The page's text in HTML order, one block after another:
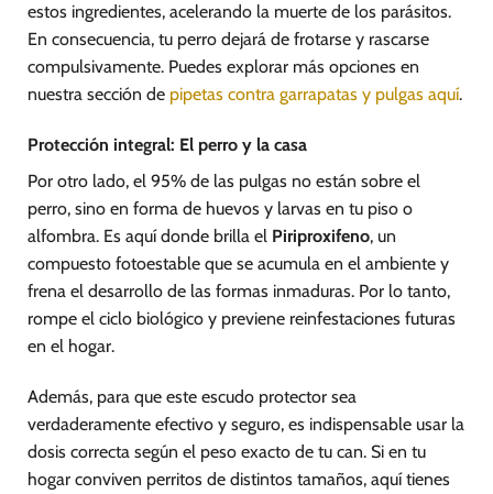
estos ingredientes, acelerando la muerte de los parásitos.
En consecuencia, tu perro dejará de frotarse y rascarse
compulsivamente. Puedes explorar más opciones en
nuestra sección de pipetas contra garrapatas y pulgas aquí.
Protección integral: El perro y la casa
Por otro lado, el 95% de las pulgas no están sobre el
perro, sino en forma de huevos y larvas en tu piso o
alfombra. Es aquí donde brilla el Piriproxifeno, un
compuesto fotoestable que se acumula en el ambiente y
frena el desarrollo de las formas inmaduras. Por lo tanto,
rompe el ciclo biológico y previene reinfestaciones futuras
en el hogar.
Además, para que este escudo protector sea
verdaderamente efectivo y seguro, es indispensable usar la
dosis correcta según el peso exacto de tu can. Si en tu
hogar conviven perritos de distintos tamaños, aquí tienes